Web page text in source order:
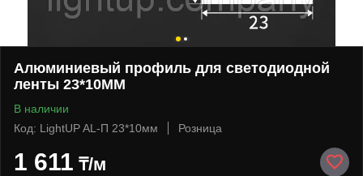
Алюминиевый профиль для светодиодной
ленты 23*10ММ
В наличии
Код: LightUP AL-П 23*10мм
Розница
1 611 ₸/м